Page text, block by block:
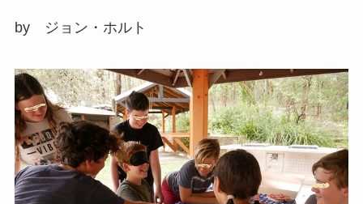
by ジョン・ホルト